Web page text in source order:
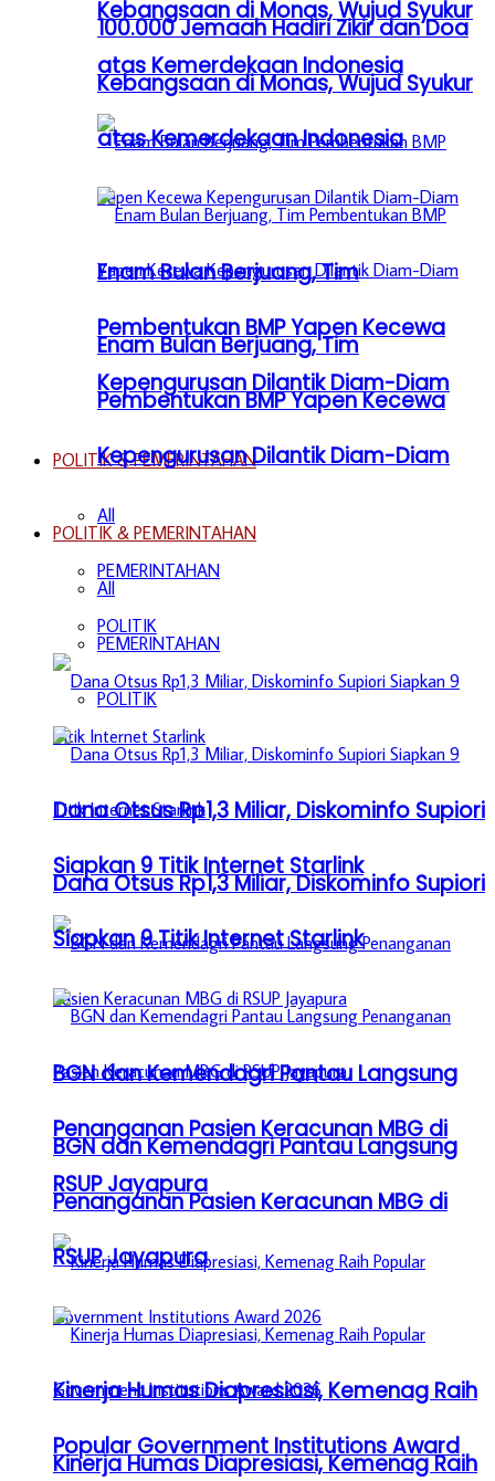
Kebangsaan di Monas, Wujud Syukur
atas Kemerdekaan Indonesia
Enam Bulan Berjuang, Tim
Pembentukan BMP Yapen Kecewa
Kepengurusan Dilantik Diam-Diam
POLITIK & PEMERINTAHAN
All
PEMERINTAHAN
POLITIK
Dana Otsus Rp1,3 Miliar, Diskominfo Supiori
Siapkan 9 Titik Internet Starlink
BGN dan Kemendagri Pantau Langsung
Penanganan Pasien Keracunan MBG di
RSUP Jayapura
Kinerja Humas Diapresiasi, Kemenag Raih
Popular Government Institutions Award
100.000 Jemaah Hadiri Zikir dan Doa
Kebangsaan di Monas, Wujud Syukur
atas Kemerdekaan Indonesia
Enam Bulan Berjuang, Tim
Pembentukan BMP Yapen Kecewa
Kepengurusan Dilantik Diam-Diam
POLITIK & PEMERINTAHAN
All
PEMERINTAHAN
POLITIK
Dana Otsus Rp1,3 Miliar, Diskominfo Supiori
Siapkan 9 Titik Internet Starlink
BGN dan Kemendagri Pantau Langsung
Penanganan Pasien Keracunan MBG di
RSUP Jayapura
Kinerja Humas Diapresiasi, Kemenag Raih